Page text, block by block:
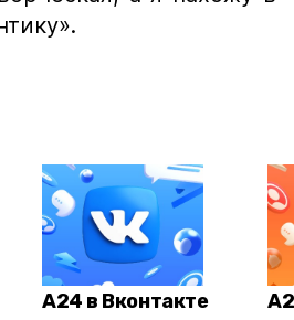
А24 в Вконтакте